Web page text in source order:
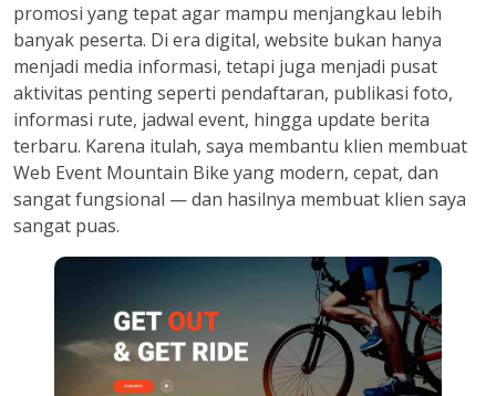
promosi yang tepat agar mampu menjangkau lebih
banyak peserta. Di era digital, website bukan hanya
menjadi media informasi, tetapi juga menjadi pusat
aktivitas penting seperti pendaftaran, publikasi foto,
informasi rute, jadwal event, hingga update berita
terbaru. Karena itulah, saya membantu klien membuat
Web Event Mountain Bike yang modern, cepat, dan
sangat fungsional — dan hasilnya membuat klien saya
sangat puas.